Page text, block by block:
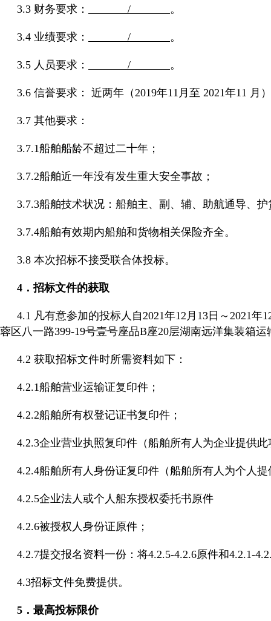
3.3 财务要求： / 。
3.4 业绩要求： / 。
3.5 人员要求： / 。
3.6 信誉要求： 近两年（2019年11月至 2021年11
3.7 其他要求：
3.7.1船舶船龄不超过二十年；
3.7.2船舶近一年没有发生重大安全事故；
3.7.3船舶技术状况：船舶主、副、辅、助航通导、
3.7.4船舶有效期内船舶和货物相关保险齐全。
3.8 本次招标不接受联合体投标。
4．招标文件的获取
4.1 凡有意参加的投标人自2021年12月13日～2021
蓉区八一路399-19号壹号座品B座20层湖南远洋集装箱
4.2 获取招标文件时所需资料如下：
4.2.1船舶营业运输证复印件；
4.2.2船舶所有权登记证书复印件；
4.2.3企业营业执照复印件（船舶所有人为企业提供此
4.2.4船舶所有人身份证复印件（船舶所有人为个人
4.2.5企业法人或个人船东授权委托书原件
4.2.6被授权人身份证原件；
4.2.7提交报名资料一份：将4.2.5-4.2.6原件和4.2.1-
4.3招标文件免费提供。
5．最高投标限价